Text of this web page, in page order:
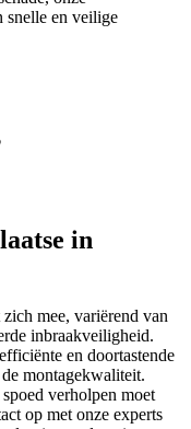
snelle en veilige
in
mee, variërend van
inbraakveiligheid.
en doortastende
montagekwaliteit.
verholpen moet
op met onze experts